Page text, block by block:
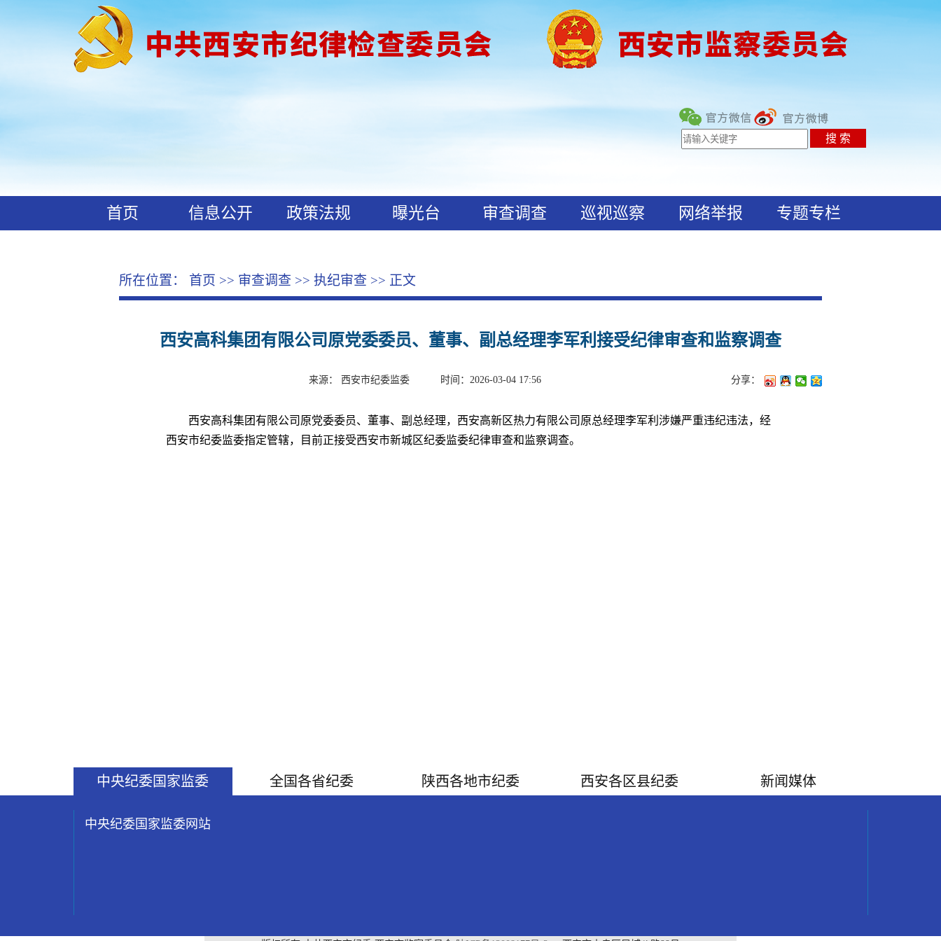
首页 信息公开 政策法规 曝光台 审查调查 巡视巡察 网络举报
专题专栏
所在位置： 首页 >> 审查调查 >> 执纪审查 >> 正文
西安高科集团有限公司原党委委员、董事、副总经理李军利接受纪律审查和监察调查
来源： 西安市纪委监委 时间：2026-03-04 17:56 分享：
西安高科集团有限公司原党委委员、董事、副总经理，西安高新区热力有限公司原总经理李军利涉嫌严重违纪违法，经
西安市纪委监委指定管辖，目前正接受西安市新城区纪委监委纪律审查和监察调查。
中央纪委国家监委 全国各省纪委 陕西各地市纪委 西安各区县纪委 新闻媒体
中央纪委国家监委网站